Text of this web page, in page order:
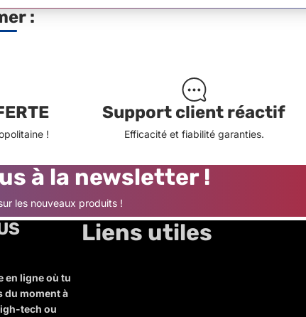
:
!
Support client réactif
Efficacité et fiabilité garanties.
à la newsletter !
les nouveaux produits !
en ligne où tu
du moment à
tech ou
Liens utiles